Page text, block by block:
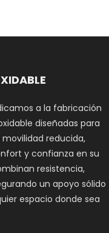
a la fabricación
diseñadas para
reducida,
y confianza en su
resistencia,
un apoyo sólido
espacio donde sea